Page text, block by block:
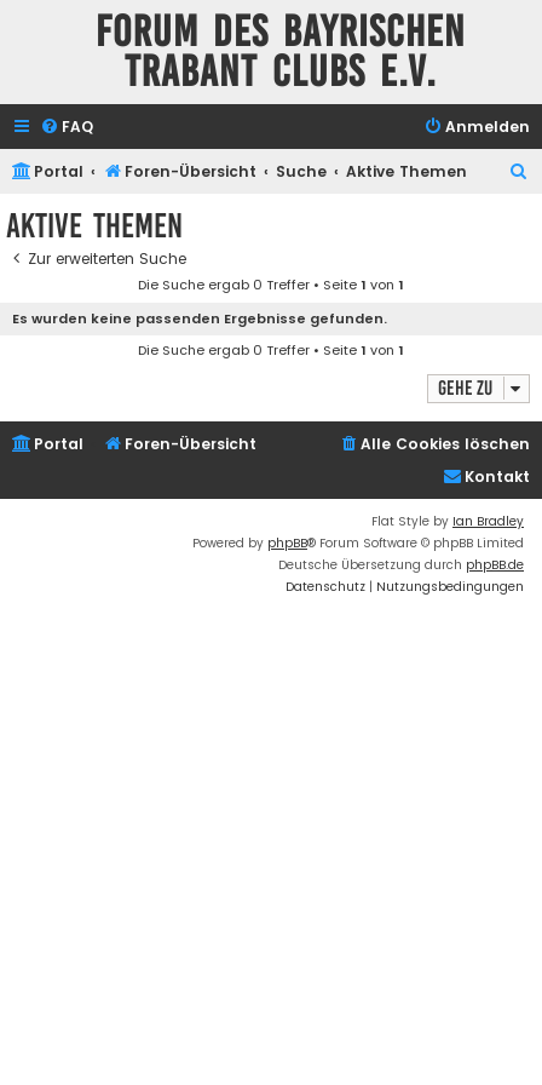
Forum des Bayrischen
Trabant Clubs e.V.
FAQ Anmelden
Portal Foren-Übersicht Suche Aktive Themen
Aktive Themen
Zur erweiterten Suche
Die Suche ergab 0 Treffer • Seite1 von 1
Es wurden keine passenden Ergebnisse gefunden.
Die Suche ergab 0 Treffer • Seite1 von 1
Gehe zu
Portal Foren-Übersicht
Alle Cookies löschen
Kontakt
Flat Style by Ian Bradley
Powered by phpBB® Forum Software © phpBB Limited
Deutsche Übersetzung durch phpBB.de
Datenschutz | Nutzungsbedingungen